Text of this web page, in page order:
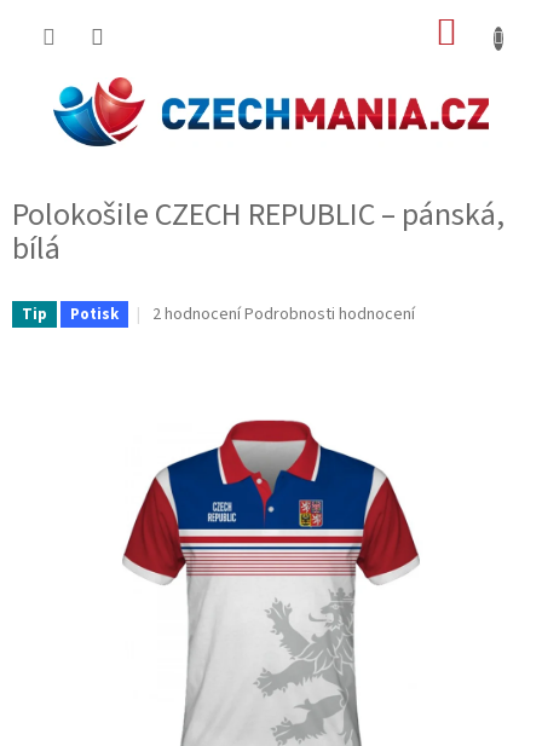
Polokošile CZECH REPUBLIC – pánská,
bílá
Tip Potisk
Průměrné
hvězdiček.
2 hodnoceníPodrobnosti hodnocení